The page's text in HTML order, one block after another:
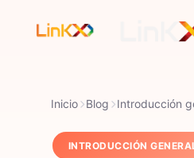
Inicio Blog Introducción
INTRODUCCIÓN